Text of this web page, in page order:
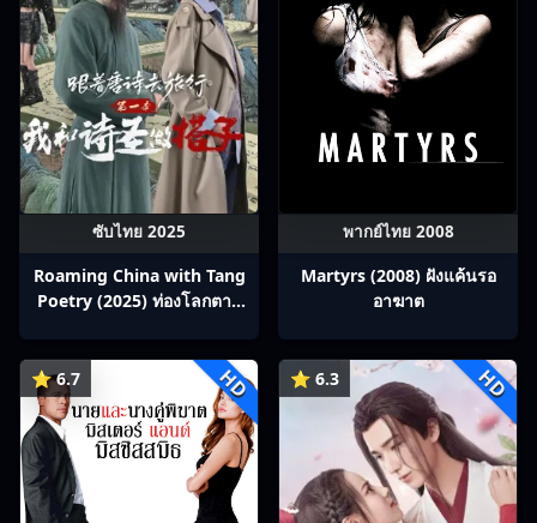
ซับไทย 2025
Roaming China with Tang
Poetry (2025) ท่องโลกตาม
พากย์ไทย 2008
Martyrs (2008) ฝังแค้นรอ
อาฆาต
⭐ 6.7 HD ⭐ 6.3 HD